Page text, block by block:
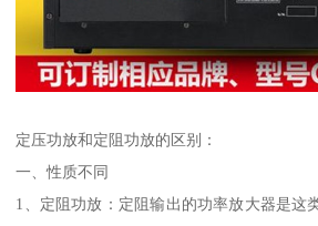
定压功放和定阻功放的区别：
一、性质不同
1、定阻功放：定阻输出的功率放大器是这